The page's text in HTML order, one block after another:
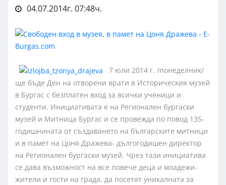
04.07.2014г. 07:48ч.
7 юли 2014 г. /понеделник/
ще бъде Ден на отворени врати в Историческия музей
в Бургас с безплатен вход за всички ученици и
студенти. Инициативата е на Регионален бургаски
музей и Митница Бургас и се провежда по повод 135-
годишнината от създаването на българските митници
и в памет на Цоня Дражева- дългогодишен директор
на Регионален бургаски музей. Чрез тази инициатива
се дава възможност на все повече деца и младежи-
жители и гости на града, да посетят уникалната за